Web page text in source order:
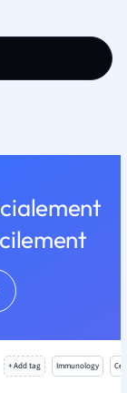
+ Add tag Immunology